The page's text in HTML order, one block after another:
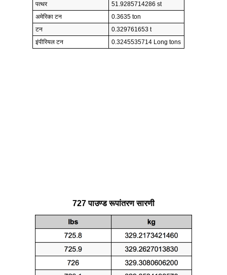
पत्थर
51.9285714286 st
अमेरिका टन
0.3635 ton
टन
0.329761653 t
इंपीरियल टन
0.3245535714 Long tons
727 पाउण्ड रूपांतरण सारणी